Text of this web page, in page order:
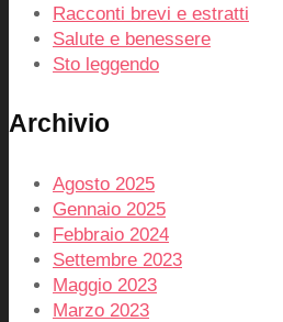
Racconti brevi e estratti
Salute e benessere
Sto leggendo
Archivio
Agosto 2025
Gennaio 2025
Febbraio 2024
Settembre 2023
Maggio 2023
Marzo 2023